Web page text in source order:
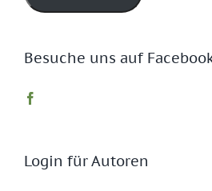
Besuche uns auf
Login für Autoren